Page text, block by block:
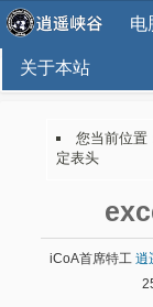
电
关于本站
您当前位置
定表头
iCoA首席特工 逍